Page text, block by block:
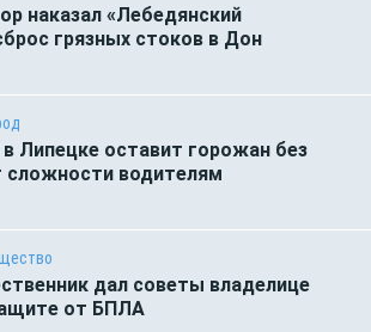
наказал «Лебедянский
грязных стоков в Дон
Липецке оставит горожан без
сложности водителям
дал советы владелице
от БПЛА